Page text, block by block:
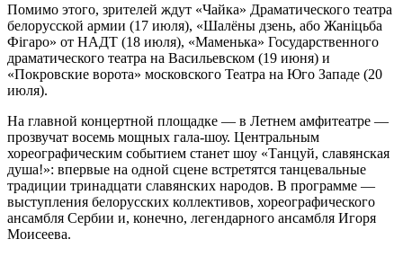
Помимо этого, зрителей ждут «Чайка» Драматического театра
белорусской армии (17 июля), «Шалёны дзень, або Жаніцьба
Фігаро» от НАДТ (18 июля), «Маменька» Государственного
драматического театра на Васильевском (19 июня) и
«Покровские ворота» московского Театра на Юго Западе (20
июля).
На главной концертной площадке — в Летнем амфитеатре —
прозвучат восемь мощных гала-шоу. Центральным
хореографическим событием станет шоу «Танцуй, славянская
душа!»: впервые на одной сцене встретятся танцевальные
традиции тринадцати славянских народов. В программе —
выступления белорусских коллективов, хореографического
ансамбля Сербии и, конечно, легендарного ансамбля Игоря
Моисеева.